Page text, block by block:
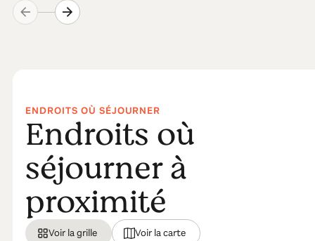
ENDROITS OÙ SÉJOURNER
Endroits où
séjourner à
proximité
Voir la grille Voir la carte